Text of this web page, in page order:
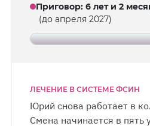
Приговор: 6 лет и 2
(до апреля 2027)
ЛЕЧЕНИЕ В СИСТЕМЕ ФСИН
Юрий снова работает в
Смена начинается в пять